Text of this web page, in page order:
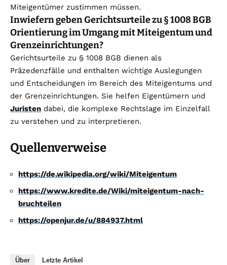
Miteigentümer zustimmen müssen.
Inwiefern geben Gerichtsurteile zu § 1008 BGB
Orientierung im Umgang mit Miteigentum und
Grenzeinrichtungen?
Gerichtsurteile zu § 1008 BGB dienen als
Präzedenzfälle und enthalten wichtige Auslegungen
und Entscheidungen im Bereich des Miteigentums und
der Grenzeinrichtungen. Sie helfen Eigentümern und
Juristen dabei, die komplexe Rechtslage im Einzelfall
zu verstehen und zu interpretieren.
Quellenverweise
https://de.wikipedia.org/wiki/Miteigentum
https://www.kredite.de/Wiki/miteigentum-nach-
bruchteilen
https://openjur.de/u/884937.html
Über Letzte Artikel